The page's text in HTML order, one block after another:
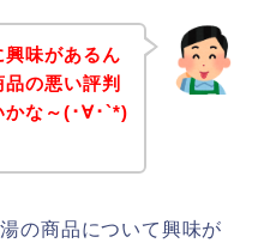
味があるん
の悪い評判
かな～(･∀･`*)
の商品について興味が